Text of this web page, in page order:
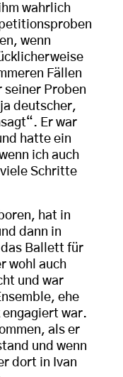
wahrlich
wenn
Fällen
seiner Proben
deutscher,
Er war
hatte ein
ich auch
Schritte
hat in
dann in
Ballett für
wohl auch
und war
ehe
war.
als er
und wenn
dort in Ivan